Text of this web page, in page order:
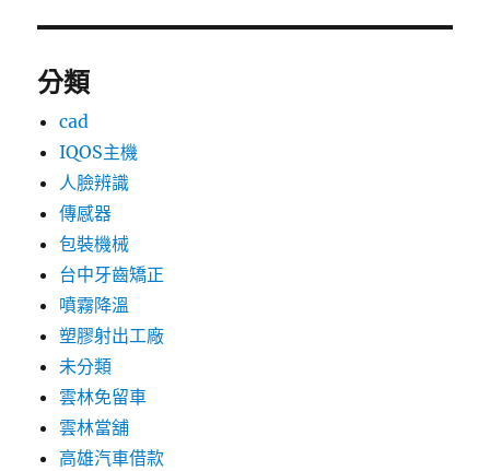
分類
cad
IQOS主機
人臉辨識
傳感器
包裝機械
台中牙齒矯正
噴霧降溫
塑膠射出工廠
未分類
雲林免留車
雲林當舖
高雄汽車借款